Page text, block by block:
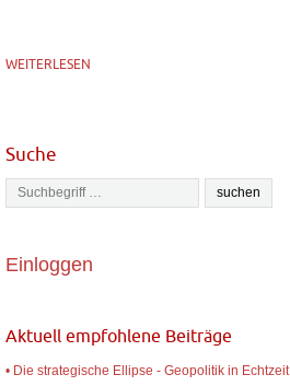
WEITERLESEN
Suche
Einloggen
Aktuell empfohlene Beiträge
• Die strategische Ellipse - Geopolitik in Echtzeit